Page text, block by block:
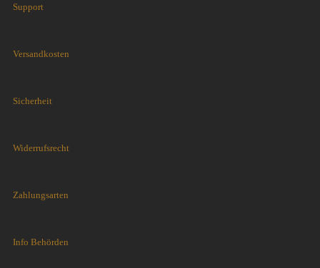
Support
Versandkosten
Sicherheit
Widerrufsrecht
Zahlungsarten
Info Behörden